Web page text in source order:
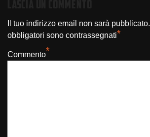
Il tuo indirizzo email non sarà pubblicato.
obbligatori sono contrassegnati*
Commento*